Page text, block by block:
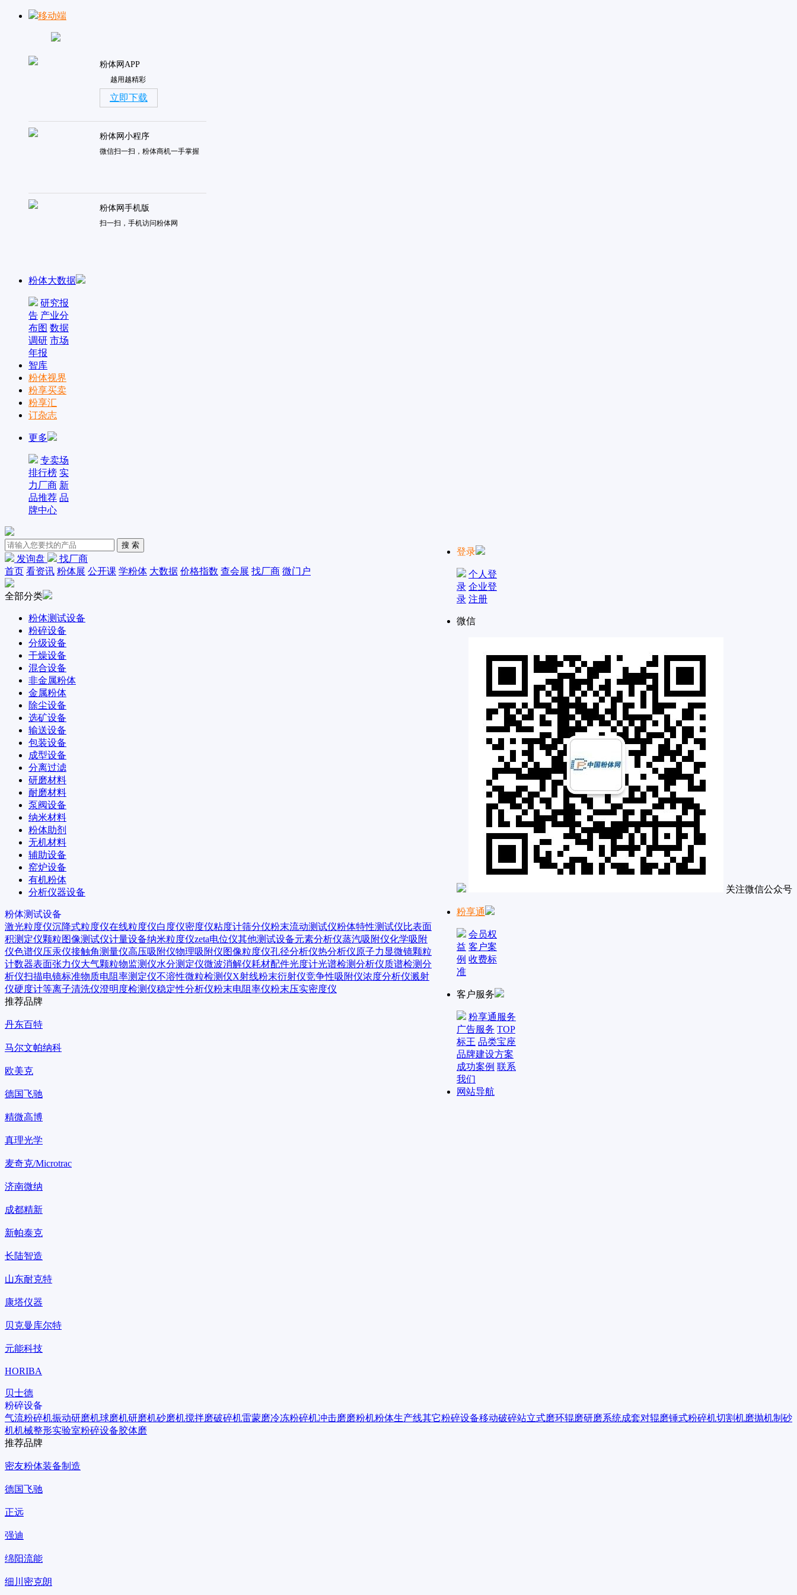
移动端
粉体网APP
越用越精彩
立即下载
粉体网小程序
微信扫一扫，粉体商机一手掌握
粉体网手机版
扫一扫，手机访问粉体网
粉体大数据
研究报
告 产业分
布图 数据
调研 市场
年报
智库
粉体视界
粉享买卖
粉享汇
订杂志
更多
专卖场
排行榜 实
力厂商 新
品推荐 品
牌中心
登录
个人登
录 企业登
录 注册
微信
关注微信公众号
粉享通
会员权
益 客户案
例 收费标
准
客户服务
粉享通服务
广告服务 TOP
标王 品类宝座
品牌建设方案
成功案例 联系
我们
网站导航
发询盘
找厂商
首页 看资讯 粉体展 公开课 学粉体 大数据 价格指数 查会展 找厂商 微门户
全部分类
粉体测试设备
粉碎设备
分级设备
干燥设备
混合设备
非金属粉体
金属粉体
除尘设备
选矿设备
输送设备
包装设备
成型设备
分离过滤
研磨材料
耐磨材料
泵阀设备
纳米材料
粉体助剂
无机材料
辅助设备
窑炉设备
有机粉体
分析仪器设备
粉体测试设备
激光粒度仪沉降式粒度仪在线粒度仪白度仪密度仪粘度计筛分仪粉末流动测试仪粉体特性测试仪比表面
积测定仪颗粒图像测试仪计量设备纳米粒度仪zeta电位仪其他测试设备元素分析仪蒸汽吸附仪化学吸附
仪色谱仪压汞仪接触角测量仪高压吸附仪物理吸附仪图像粒度仪孔径分析仪热分析仪原子力显微镜颗粒
计数器表面张力仪大气颗粒物监测仪水分测定仪微波消解仪耗材配件光度计光谱检测分析仪质谱检测分
析仪扫描电镜标准物质电阻率测定仪不溶性微粒检测仪X射线粉末衍射仪竞争性吸附仪浓度分析仪溅射
仪硬度计等离子清洗仪澄明度检测仪稳定性分析仪粉末电阻率仪粉末压实密度仪
推荐品牌
丹东百特
马尔文帕纳科
欧美克
德国飞驰
精微高博
真理光学
麦奇克/Microtrac
济南微纳
成都精新
新帕泰克
长陆智造
山东耐克特
康塔仪器
贝克曼库尔特
元能科技
HORIBA
贝士德
粉碎设备
气流粉碎机振动研磨机球磨机研磨机砂磨机搅拌磨破碎机雷蒙磨冷冻粉碎机冲击磨磨粉机粉体生产线其它粉碎设备移动破碎站立式磨环辊磨研磨系统成套对辊磨锤式粉碎机切割机磨抛机制砂
机机械整形实验室粉碎设备胶体磨
推荐品牌
密友粉体装备制造
德国飞驰
正远
强迪
绵阳流能
细川密克朗